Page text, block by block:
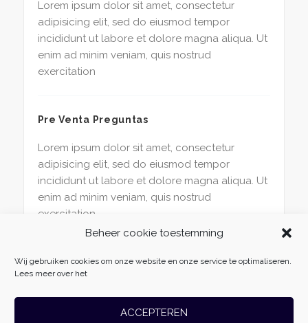
Beheer cookie toestemming
Wij gebruiken cookies om onze website en onze service te optimaliseren.
Lees meer over het
ACCEPTEREN
Lorem ipsum dolor sit amet, consectetur
adipisicing elit, sed do eiusmod tempor
incididunt ut labore et dolore magna aliqua. Ut
enim ad minim veniam, quis nostrud
exercitation
Pre Venta Preguntas
Lorem ipsum dolor sit amet, consectetur
adipisicing elit, sed do eiusmod tempor
incididunt ut labore et dolore magna aliqua. Ut
enim ad minim veniam, quis nostrud
exercitation